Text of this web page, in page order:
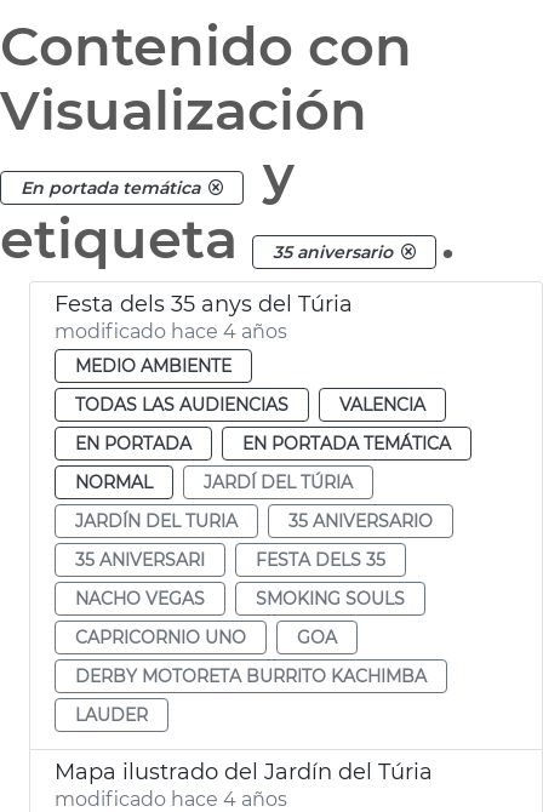
Contenido con
Visualización
En portada temática
y
etiqueta
35 aniversario .
Festa dels 35 anys del Túria
modificado hace 4 años
MEDIO AMBIENTE
TODAS LAS AUDIENCIAS
VALENCIA
EN PORTADA
EN PORTADA TEMÁTICA
NORMAL
JARDÍ DEL TÚRIA
JARDÍN DEL TURIA
35 ANIVERSARIO
35 ANIVERSARI
FESTA DELS 35
NACHO VEGAS
SMOKING SOULS
CAPRICORNIO UNO
GOA
DERBY MOTORETA BURRITO KACHIMBA
LAUDER
Mapa ilustrado del Jardín del Túria
modificado hace 4 años